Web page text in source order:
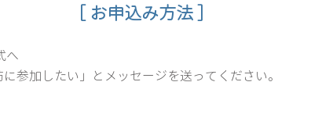
［ お申込み方法 ］
へ
参加したい」とメッセージを送ってください。